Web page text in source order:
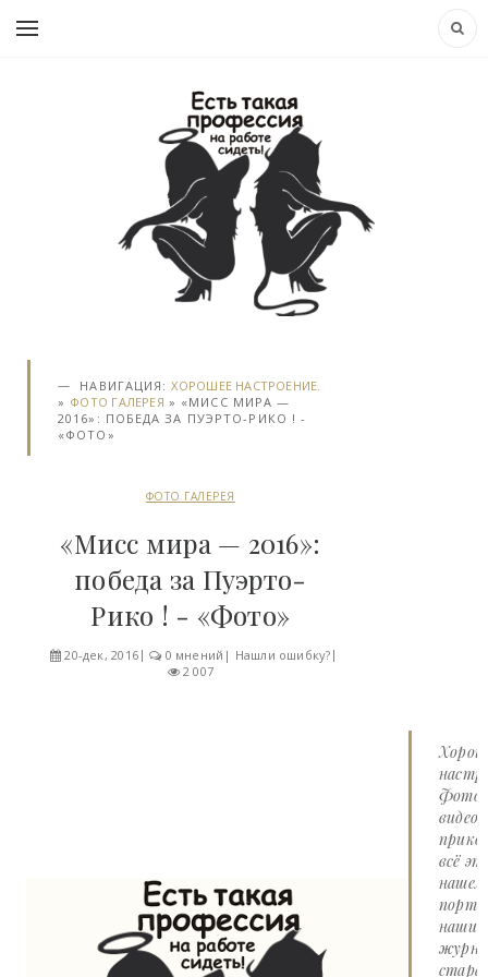
НАВИГАЦИЯ:ХОРОШЕЕ НАСТРОЕНИЕ.
» ФОТО ГАЛЕРЕЯ » «МИСС МИРА —
2016»: ПОБЕДА ЗА ПУЭРТО-РИКО ! -
«ФОТО»
ФОТО ГАЛЕРЕЯ
«Мисс мира — 2016»:
победа за Пуэрто-
Рико ! - «Фото»
20-дек, 2016 0 мнений | Нашли ошибку?
2 007
Фото
видео
всё
нашем
наши